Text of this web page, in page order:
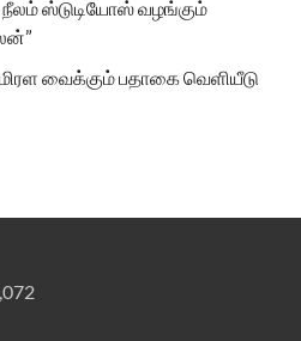
நீலம் ஸ்டுடியோஸ் வழங்கும்
மிரள வைக்கும் பதாகை வெளியீடு